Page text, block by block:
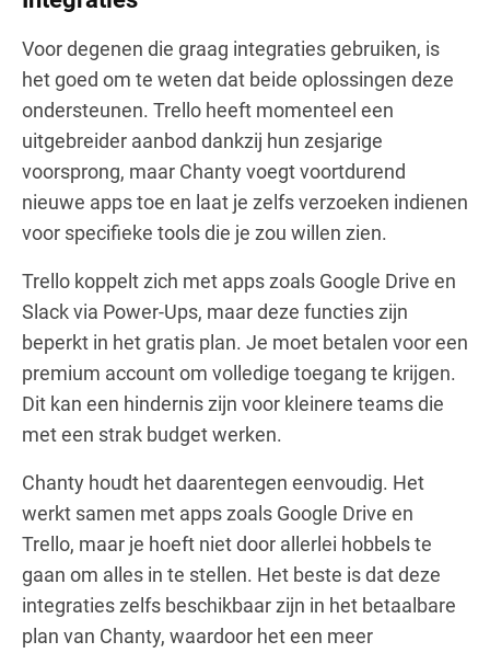
Voor degenen die graag integraties gebruiken, is
het goed om te weten dat beide oplossingen deze
ondersteunen. Trello heeft momenteel een
uitgebreider aanbod dankzij hun zesjarige
voorsprong, maar Chanty voegt voortdurend
nieuwe apps toe en laat je zelfs verzoeken indienen
voor specifieke tools die je zou willen zien.
Trello koppelt zich met apps zoals Google Drive en
Slack via Power-Ups, maar deze functies zijn
beperkt in het gratis plan. Je moet betalen voor een
premium account om volledige toegang te krijgen.
Dit kan een hindernis zijn voor kleinere teams die
met een strak budget werken.
Chanty houdt het daarentegen eenvoudig. Het
werkt samen met apps zoals Google Drive en
Trello, maar je hoeft niet door allerlei hobbels te
gaan om alles in te stellen. Het beste is dat deze
integraties zelfs beschikbaar zijn in het betaalbare
plan van Chanty, waardoor het een meer